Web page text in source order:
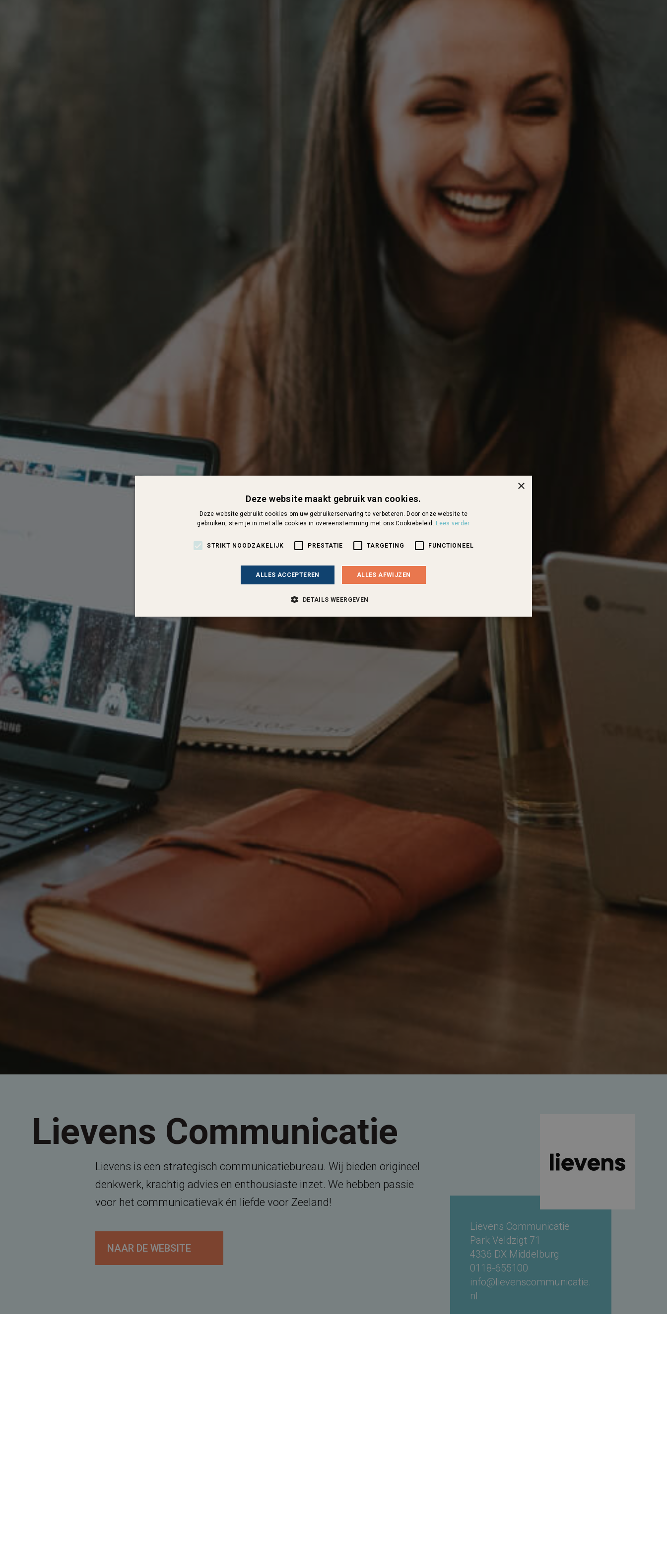
Lievens Communicatie
Lievens is een strategisch communicatiebureau. Wij bieden origineel
denkwerk, krachtig advies en enthousiaste inzet. We hebben passie
voor het communicatievak én liefde voor Zeeland!
NAAR DE WEBSITE
Lievens Communicatie
Park Veldzigt 71
4336 DX Middelburg
0118-655100
info@lievenscommunicatie.
nl
×
Deze website maakt gebruik van cookies.
Deze website gebruikt cookies om uw gebruikerservaring te verbeteren. Door onze website te
gebruiken, stem je in met alle cookies in overeenstemming met ons Cookiebeleid. Lees verder
STRIKT NOODZAKELIJK PRESTATIE TARGETING FUNCTIONEEL
ALLES ACCEPTEREN ALLES AFWIJZEN
DETAILS WEERGEVEN